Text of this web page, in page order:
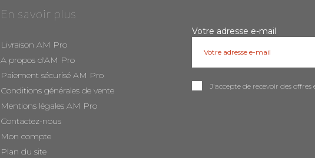
En savoir plus
Livraison AM Pro
A propos d'AM Pro
Paiement sécurisé AM Pro
Conditions générales de vente
Mentions légales AM Pro
Contactez-nous
Mon compte
Plan du site
Votre adresse e-mail
J'accepte de recevoir des